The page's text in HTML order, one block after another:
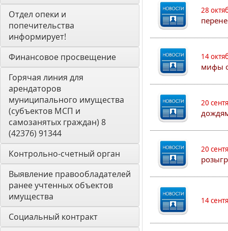
Отдел опеки и
попечительства
информирует!
Финансовое просвещение
Горячая линия для
арендаторов
муниципального имущества
(субъектов МСП и
самозанятых граждан) 8
(42376) 91344
Контрольно-счетный орган
Выявление правообладателей
ранее учтенных объектов
имущества
Социальный контракт
28
14
мифы
20
20
14